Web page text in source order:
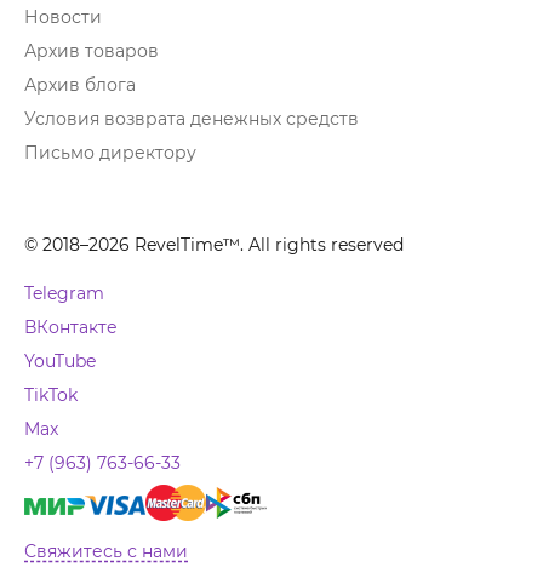
Новости
Архив товаров
Архив блога
Условия возврата денежных средств
Письмо директору
© 2018–2026 RevelTime™. All rights reserved
Telegram
ВКонтакте
YouTube
TikTok
Max
+7 (963) 763-66-33
Свяжитесь с нами